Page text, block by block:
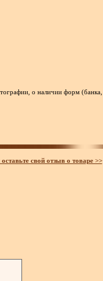
о наличии форм (банка,
свой отзыв о товаре >>